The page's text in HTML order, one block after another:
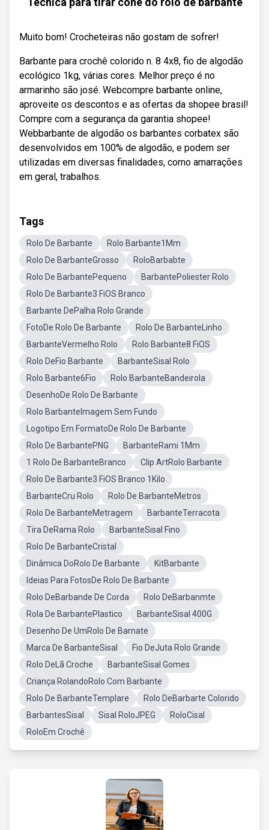
Muito bom! Crocheteiras não gostam de sofrer!
Barbante para crochê colorido n. 8 4x8, fio de algodão
ecológico 1kg, várias cores. Melhor preço é no
armarinho são josé. Webcompre barbante online,
aproveite os descontos e as ofertas da shopee brasil!
Compre com a segurança da garantia shopee!
Webbarbante de algodão os barbantes corbatex são
desenvolvidos em 100% de algodão, e podem ser
utilizadas em diversas finalidades, como amarrações
em geral, trabalhos.
Tags
Rolo De Barbante
Rolo Barbante1Mm
Rolo De BarbanteGrosso
RoloBarbabte
Rolo De BarbantePequeno
BarbantePoliester Rolo
Rolo De Barbante3 FiOS Branco
Barbante DePalha Rolo Grande
FotoDe Rolo De Barbante
Rolo De BarbanteLinho
BarbanteVermelho Rolo
Rolo Barbante8 FiOS
Rolo DeFio Barbante
BarbanteSisal Rolo
Rolo Barbante6Fio
Rolo BarbanteBandeirola
DesenhoDe Rolo De Barbante
Rolo BarbanteImagem Sem Fundo
Logotipo Em FormatoDe Rolo De Barbante
Rolo De BarbantePNG
BarbanteRami 1Mm
1 Rolo De BarbanteBranco
Clip ArtRolo Barbante
Rolo De Barbante3 FiOS Branco 1Kilo
BarbanteCru Rolo
Rolo De BarbanteMetros
Rolo De BarbanteMetragem
BarbanteTerracota
Tira DeRama Rolo
BarbanteSisal Fino
Rolo De BarbanteCristal
Dinâmica DoRolo De Barbante
KitBarbante
Ideias Para FotosDe Rolo De Barbante
Rolo DeBarbande De Corda
Rolo DeBarbanmte
Rola De BarbantePlastico
BarbanteSisal 400G
Desenho De UmRolo De Barnate
Marca De BarbanteSisal
Fio DeJuta Rolo Grande
Rolo DeLã Croche
BarbanteSisal Gomes
Criança RolandoRolo Com Barbante
Rolo De BarbanteTemplare
Rolo DeBarbarte Colorido
BarbantesSisal
Sisal RoloJPEG
RoloCisal
RoloEm Crochê